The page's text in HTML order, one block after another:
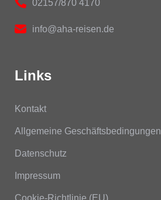
02157/870 4170
info@aha-reisen.de
Links
Kontakt
Allgemeine Geschäftsbedingungen
Datenschutz
Impressum
Cookie-Richtlinie (EU)